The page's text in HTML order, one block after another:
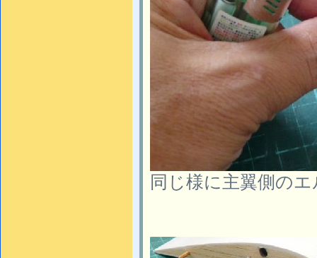
同じ様に主翼側の